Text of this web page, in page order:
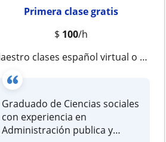
Primera clase gratis
$ 100/h
Maestro clases español virtual o presencial
Graduado de Ciencias sociales
con experiencia en
Administración publica y